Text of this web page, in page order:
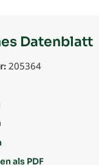
Datenblatt
205364
als PDF